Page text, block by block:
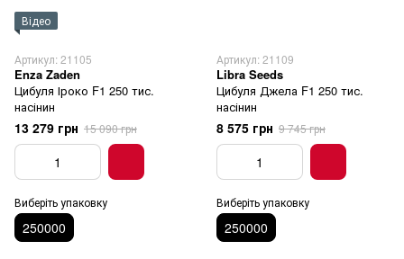
Відео
Артикул: 21105
Enza Zaden
Цибуля Іроко F1 250 тис.
насінин
13 279 грн 15 090 грн
Виберіть упаковку
250000
Артикул: 21109
Libra Seeds
Цибуля Джела F1 250 тис.
насінин
8 575 грн 9 745 грн
Виберіть упаковку
250000